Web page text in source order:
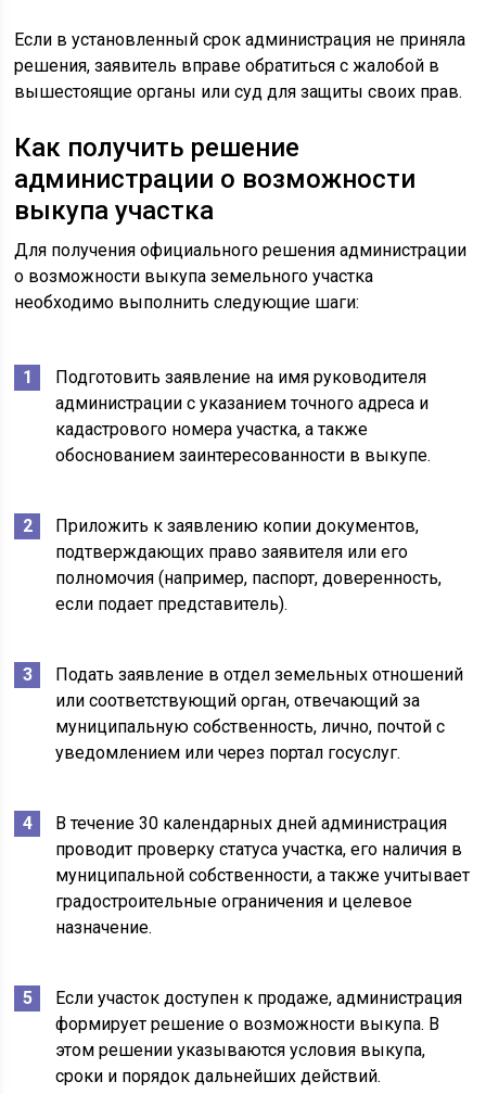
Если в установленный срок администрация не приняла
решения, заявитель вправе обратиться с жалобой в
вышестоящие органы или суд для защиты своих прав.
Как получить решение
администрации о возможности
выкупа участка
Для получения официального решения администрации
о возможности выкупа земельного участка
необходимо выполнить следующие шаги:
Подготовить заявление на имя руководителя
администрации с указанием точного адреса и
кадастрового номера участка, а также
обоснованием заинтересованности в выкупе.
Приложить к заявлению копии документов,
подтверждающих право заявителя или его
полномочия (например, паспорт, доверенность,
если подает представитель).
Подать заявление в отдел земельных отношений
или соответствующий орган, отвечающий за
муниципальную собственность, лично, почтой с
уведомлением или через портал госуслуг.
В течение 30 календарных дней администрация
проводит проверку статуса участка, его наличия в
муниципальной собственности, а также учитывает
градостроительные ограничения и целевое
назначение.
Если участок доступен к продаже, администрация
формирует решение о возможности выкупа. В
этом решении указываются условия выкупа,
сроки и порядок дальнейших действий.